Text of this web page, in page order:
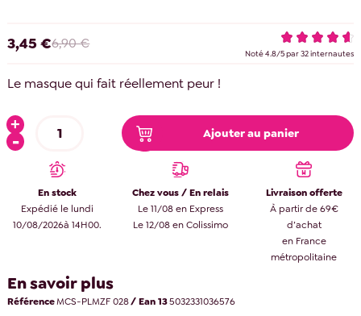
3,45 €6,90 €
Noté4.8/5par32internautes
Le masque qui fait réellement peur !
Ajouter au panier
En stock
Expédié le lundi
10/08/2026à 14H00.
Chez vous / En relais
Le 11/08 en Express
Le 12/08 en Colissimo
Livraison offerte
À partir de 69€
d’achat
en France
métropolitaine
En savoir plus
RéférenceMCS-PLMZF 028/ Ean 135032331036576